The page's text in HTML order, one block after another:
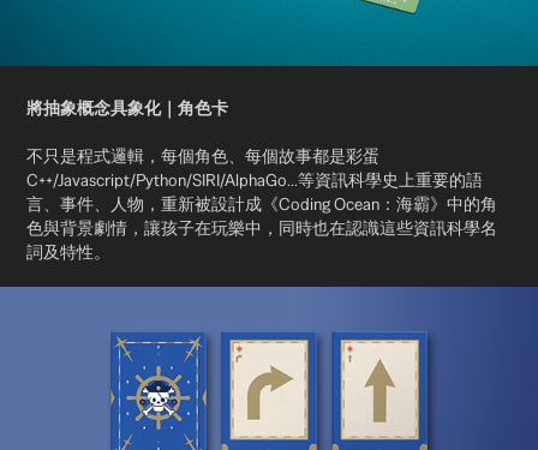
將抽象概念具象化｜角色卡
不只是程式邏輯，每個角色、每個故事都是彩蛋
C++/Javascript/Python/SIRI/AlphaGo...等資訊科學史上重要的語
言、事件、人物，重新被設計成《Coding Ocean：海霸》中的角
色與背景劇情，讓孩子在玩樂中，同時也在認識這些資訊科學名
詞及特性。